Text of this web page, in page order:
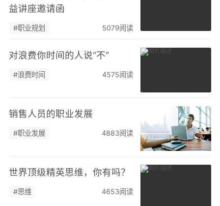
益讲座邀请函
#职业规划 5079阅读
对浪费你时间的人说“不”
#浪费时间 4575阅读
销售人员的职业发展
#职业发展 4883阅读
世界顶级精英思维，你有吗？
#思维 4653阅读